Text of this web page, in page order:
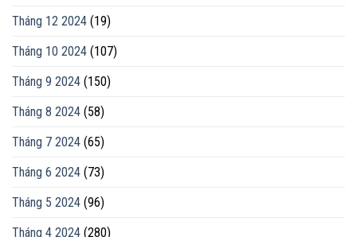
Tháng 12 2024 (19)
Tháng 10 2024 (107)
Tháng 9 2024 (150)
Tháng 8 2024 (58)
Tháng 7 2024 (65)
Tháng 6 2024 (73)
Tháng 5 2024 (96)
Tháng 4 2024 (280)